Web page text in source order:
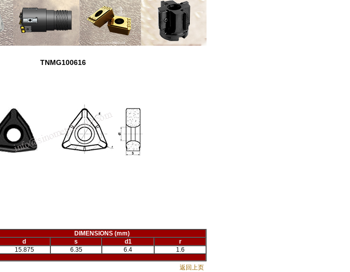
TNMG100616
DIMENSIONS (mm)
d
s d1
r
15.875 6.35 6.4 1.6
返回上页